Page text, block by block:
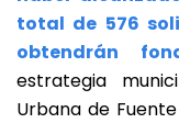
total de 576
obtendrán
estrategia
Urbana de